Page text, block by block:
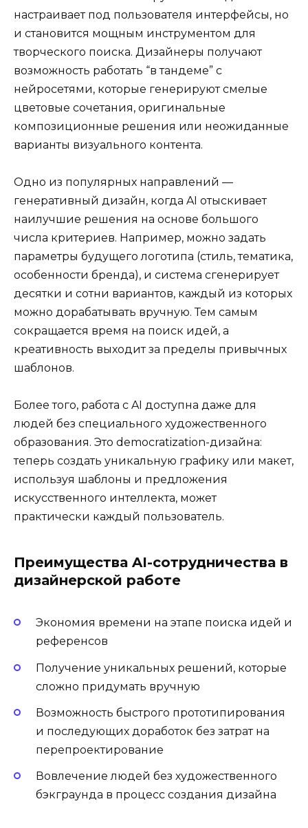
настраивает под пользователя интерфейсы, но
и становится мощным инструментом для
творческого поиска. Дизайнеры получают
возможность работать “в тандеме” с
нейросетями, которые генерируют смелые
цветовые сочетания, оригинальные
композиционные решения или неожиданные
варианты визуального контента.
Одно из популярных направлений —
генеративный дизайн, когда AI отыскивает
наилучшие решения на основе большого
числа критериев. Например, можно задать
параметры будущего логотипа (стиль, тематика,
особенности бренда), и система сгенерирует
десятки и сотни вариантов, каждый из которых
можно дорабатывать вручную. Тем самым
сокращается время на поиск идей, а
креативность выходит за пределы привычных
шаблонов.
Более того, работа с AI доступна даже для
людей без специального художественного
образования. Это democratization-дизайна:
теперь создать уникальную графику или макет,
используя шаблоны и предложения
искусственного интеллекта, может
практически каждый пользователь.
Преимущества AI-сотрудничества в
дизайнерской работе
Экономия времени на этапе поиска идей и
референсов
Получение уникальных решений, которые
сложно придумать вручную
Возможность быстрого прототипирования
и последующих доработок без затрат на
перепроектирование
Вовлечение людей без художественного
бэкграунда в процесс создания дизайна